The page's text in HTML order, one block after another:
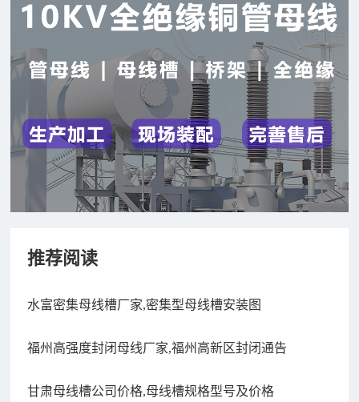
推荐阅读
水富密集母线槽厂家,密集型母线槽安装图
福州高强度封闭母线厂家,福州高新区封闭通告
甘肃母线槽公司价格,母线槽规格型号及价格